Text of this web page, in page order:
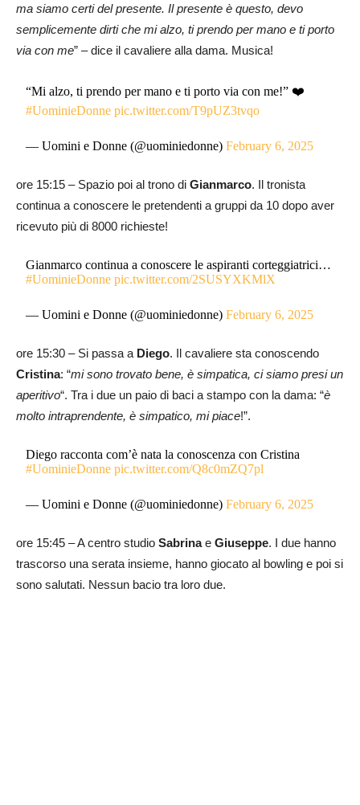
ma siamo certi del presente. Il presente è questo, devo
semplicemente dirti che mi alzo, ti prendo per mano e ti porto
via con me” – dice il cavaliere alla dama. Musica!
“Mi alzo, ti prendo per mano e ti porto via con me!” ❤️
#UominieDonne pic.twitter.com/T9pUZ3tvqo
— Uomini e Donne (@uominiedonne)February 6, 2025
ore 15:15 – Spazio poi al trono di Gianmarco. Il tronista
continua a conoscere le pretendenti a gruppi da 10 dopo aver
ricevuto più di 8000 richieste!
Gianmarco continua a conoscere le aspiranti corteggiatrici…
#UominieDonne pic.twitter.com/2SUSYXKMlX
— Uomini e Donne (@uominiedonne)February 6, 2025
ore 15:30 – Si passa a Diego. Il cavaliere sta conoscendo
Cristina: “mi sono trovato bene, è simpatica, ci siamo presi un
aperitivo“. Tra i due un paio di baci a stampo con la dama: “è
molto intraprendente, è simpatico, mi piace!”.
Diego racconta com’è nata la conoscenza con Cristina
#UominieDonne pic.twitter.com/Q8c0mZQ7pl
— Uomini e Donne (@uominiedonne)February 6, 2025
ore 15:45 – A centro studio Sabrinae Giuseppe. I due hanno
trascorso una serata insieme, hanno giocato al bowling e poi si
sono salutati. Nessun bacio tra loro due.